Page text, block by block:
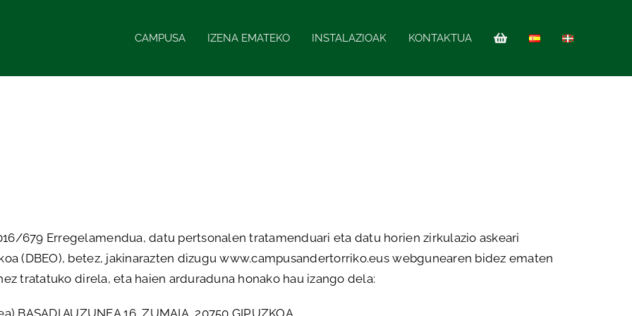
CAMPUSA IZENA EMATEKO INSTALAZIOAK KONTAKTUA
679 Erregelamendua, datu pertsonalen tratamenduari eta datu horien zirkulazio askeari
(DBEO), betez, jakinarazten dizugu www.campusandertorriko.eus webgunearen bidez ematen
tratatuko direla, eta haien arduraduna honako hau izango dela:
BASADI AUZUNEA 16, ZUMAIA, 20750 GIPUZKOA